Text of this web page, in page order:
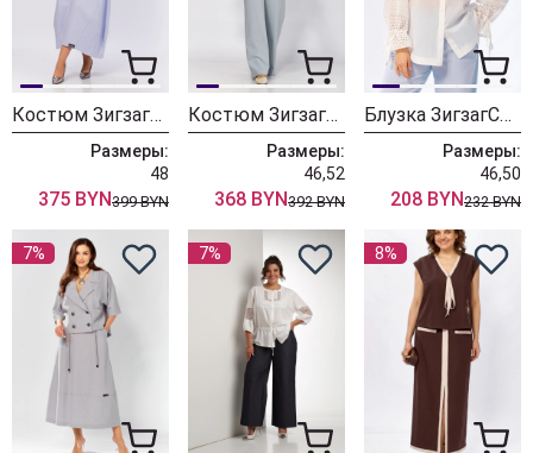
Костюм ЗигзагСтиль 643 фиалковый
Размеры:
48
375 BYN399 BYN
Костюм ЗигзагСтиль 611-1 сливочно-голубой
Размеры:
46,52
368 BYN392 BYN
Блузка ЗигзагСтиль 637-1
Размеры:
46,50
208 BYN232 BYN
7% 7% 8%